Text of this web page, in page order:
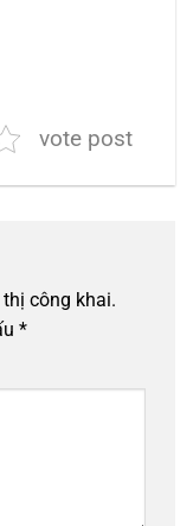
vote post
công khai.
*